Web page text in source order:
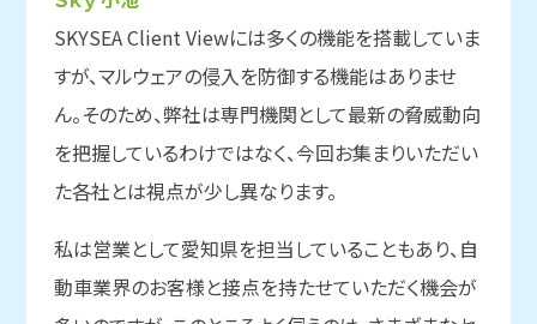
SKYSEA Client Viewには多くの機能を搭載していま
すが、マルウェアの侵入を防御する機能はありませ
ん。そのため、弊社は専門機関として最新の脅威動向
を把握しているわけではなく、今回お集まりいただい
た各社とは視点が少し異なります。
私は営業として愛知県を担当していることもあり、自
動車業界のお客様と接点を持たせていただく機会が